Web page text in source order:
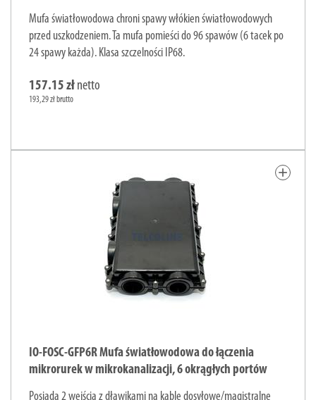
Mufa światłowodowa chroni spawy włókien światłowodowych
przed uszkodzeniem. Ta mufa pomieści do 96 spawów (6 tacek po
24 spawy każda). Klasa szczelności IP68.
157.15 zł netto
193,29 zł brutto
add
IO-FOSC-GFP6R Mufa światłowodowa do łączenia
mikrorurek w mikrokanalizacji, 6 okrągłych portów
Posiada 2 wejścia z dławikami na kable dosyłowe/magistralne